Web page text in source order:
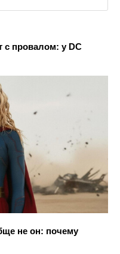
с провалом: у DC
не он: почему